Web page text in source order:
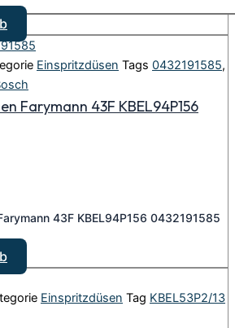
Einspritzdüsen Tags 0432191585,
Farymann 43F KBEL94P156
43F KBEL94P156 0432191585
Einspritzdüsen Tag KBEL53P2/13